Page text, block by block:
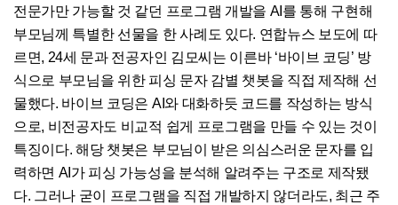
전문가만 가능할 것 같던 프로그램 개발을 AI를 통해 구현해
부모님께 특별한 선물을 한 사례도 있다. 연합뉴스 보도에 따
르면, 24세 문과 전공자인 김모씨는 이른바 ‘바이브 코딩’ 방
식으로 부모님을 위한 피싱 문자 감별 챗봇을 직접 제작해 선
물했다. 바이브 코딩은 AI와 대화하듯 코드를 작성하는 방식
으로, 비전공자도 비교적 쉽게 프로그램을 만들 수 있는 것이
특징이다. 해당 챗봇은 부모님이 받은 의심스러운 문자를 입
력하면 AI가 피싱 가능성을 분석해 알려주는 구조로 제작됐
다. 그러나 굳이 프로그램을 직접 개발하지 않더라도, 최근 주